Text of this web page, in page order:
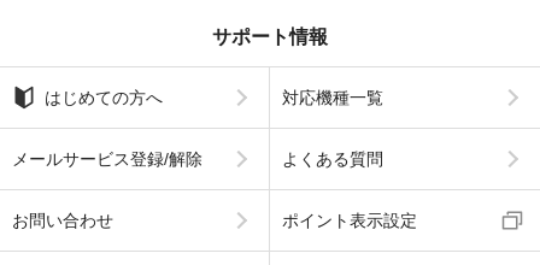
サポート情報
はじめての方へ 対応機種一覧
メールサービス登録/解除 よくある質問
お問い合わせ ポイント表示設定